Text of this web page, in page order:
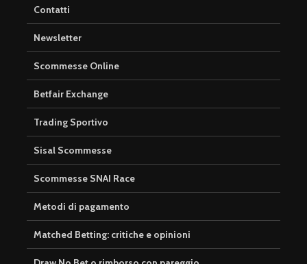
Contatti
Newsletter
Scommesse Online
Betfair Exchange
Trading Sportivo
Sisal Scommesse
Scommesse SNAI Race
Metodi di pagamento
Matched Betting: critiche e opinioni